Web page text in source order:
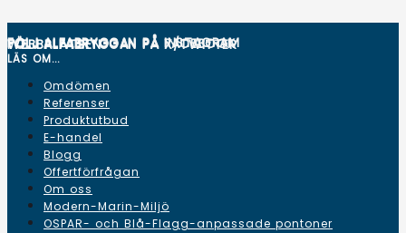
FÖLJ ALFABRYGGAN PÅINSTAGRAM
FÖLJ ALFABRYGGAN PÅFACEBOOK
FÖLJ ALFABRYGGAN PÅX/TWITTER
WEBBPLATSEN
LÄS OM...
Omdömen
Referenser
Produktutbud
E-handel
Blogg
Offertförfrågan
Om oss
Modern-Marin-Miljö
OSPAR- och Blå-Flagg-anpassade pontoner